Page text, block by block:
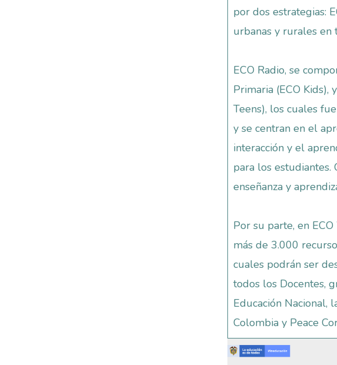
por dos estrategias:
urbanas y rurales
ECO Radio, se
Primaria (ECO Kids),
Teens), los cuales
y se centran en el
interacción y el
para los estudiantes.
enseñanza y
Por su parte, en
más de 3.000
cuales podrán ser
todos los Docentes,
Educación Nacional,
Colombia y Peace